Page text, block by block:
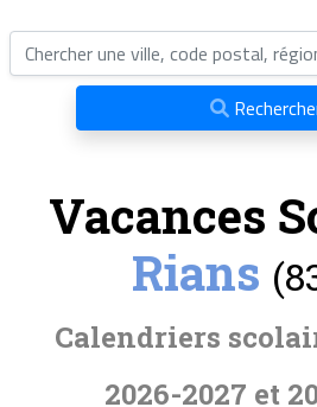
Vacances
Rians
Calendriers
2026-2027 et